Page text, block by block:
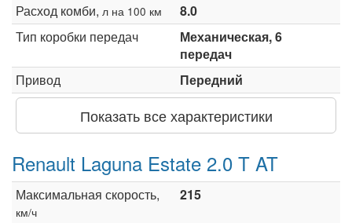
Расход комби, л на 100 км
8.0
Тип коробки передач
Механическая, 6
передач
Привод
Передний
Показать все характеристики
Renault Laguna Estate 2.0 T AT
Максимальная скорость,
км/ч
215